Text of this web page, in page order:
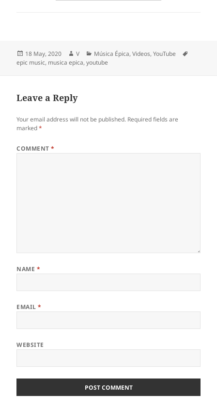
Posted
on
18 May, 2020 Author
V Categories
Música Épica,Videos,YouTube
epic music, musica epica,youtube
Leave a Reply
Your email address will not be published. Required fields are
marked*
COMMENT*
NAME *
EMAIL*
WEBSITE